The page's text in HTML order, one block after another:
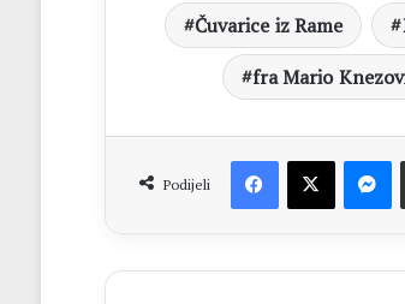
Čuvarice iz Rame
fra Mario
Podijeli
Facebook
X